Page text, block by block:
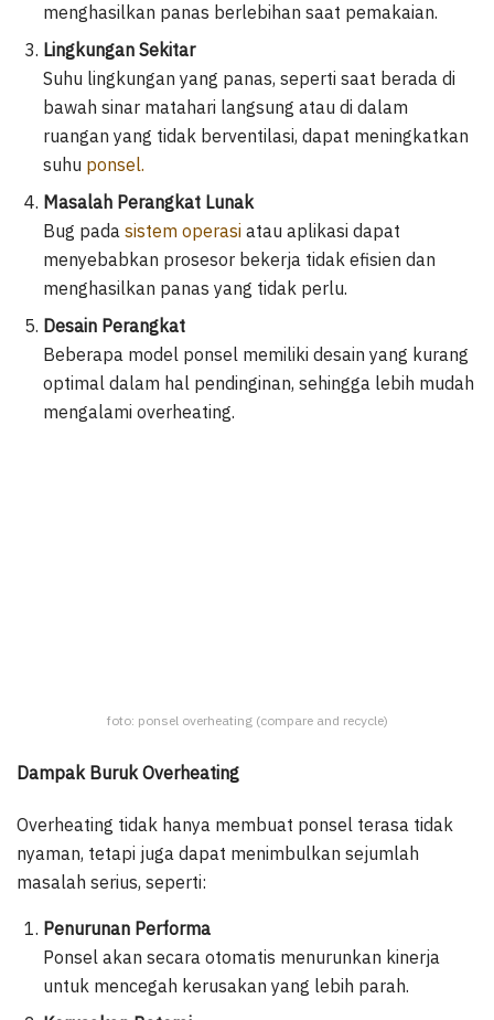
menghasilkan panas berlebihan saat pemakaian.
Lingkungan Sekitar
Suhu lingkungan yang panas, seperti saat berada di
bawah sinar matahari langsung atau di dalam
ruangan yang tidak berventilasi, dapat meningkatkan
suhu ponsel.
Masalah Perangkat Lunak
Bug pada sistem operasi atau aplikasi dapat
menyebabkan prosesor bekerja tidak efisien dan
menghasilkan panas yang tidak perlu.
Desain Perangkat
Beberapa model ponsel memiliki desain yang kurang
optimal dalam hal pendinginan, sehingga lebih mudah
mengalami overheating.
foto: ponsel overheating (compare and recycle)
Dampak Buruk Overheating
Overheating tidak hanya membuat ponsel terasa tidak
nyaman, tetapi juga dapat menimbulkan sejumlah
masalah serius, seperti:
Penurunan Performa
Ponsel akan secara otomatis menurunkan kinerja
untuk mencegah kerusakan yang lebih parah.